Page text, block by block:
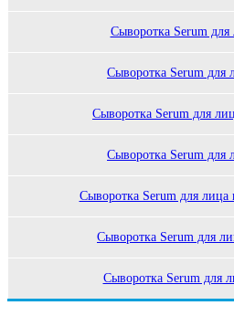
Сыворотка Serum
Сыворотка Serum для
Сыворотка Serum для
Сыворотка Serum для
Сыворотка Serum для
Сыворотка Serum для
Сыворотка Serum для